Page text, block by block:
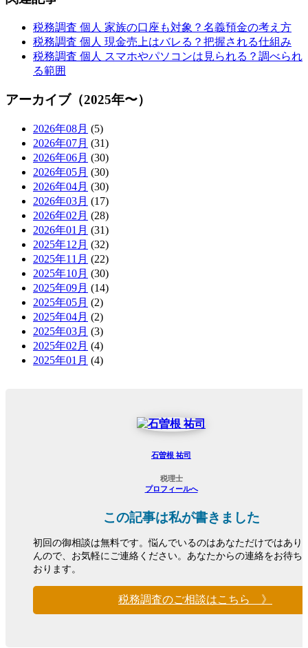
税務調査 個人 家族の口座も対象？名義預金の考え方
税務調査 個人 現金売上はバレる？把握される仕組み
税務調査 個人 スマホやパソコンは見られる？調べられ
る範囲
アーカイブ（2025年〜）
2026年08月 (5)
2026年07月 (31)
2026年06月 (30)
2026年05月 (30)
2026年04月 (30)
2026年03月 (17)
2026年02月 (28)
2026年01月 (31)
2025年12月 (32)
2025年11月 (22)
2025年10月 (30)
2025年09月 (14)
2025年05月 (2)
2025年04月 (2)
2025年03月 (3)
2025年02月 (4)
2025年01月 (4)
石曽根 祐司
税理士
プロフィールへ
この記事は私が書きました
初回の御相談は無料です。悩んでいるのはあなただけではあり
んので、お気軽にご連絡ください。あなたからの連絡をお待ち
おります。
税務調査のご相談はこちら 》